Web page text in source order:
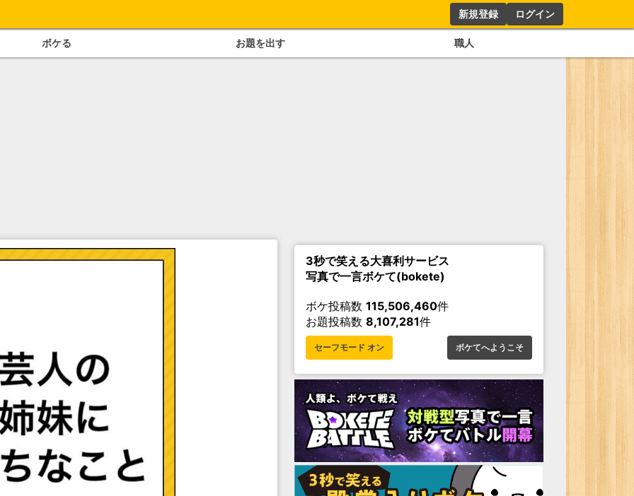
新規登録 ログイン
ボケる お題を出す 職人
3秒で笑える大喜利サービス
写真で一言ボケて(bokete)
ボケ投稿数 115,506,460件
お題投稿数 8,107,281件
セーフモード オン ボケてへようこそ